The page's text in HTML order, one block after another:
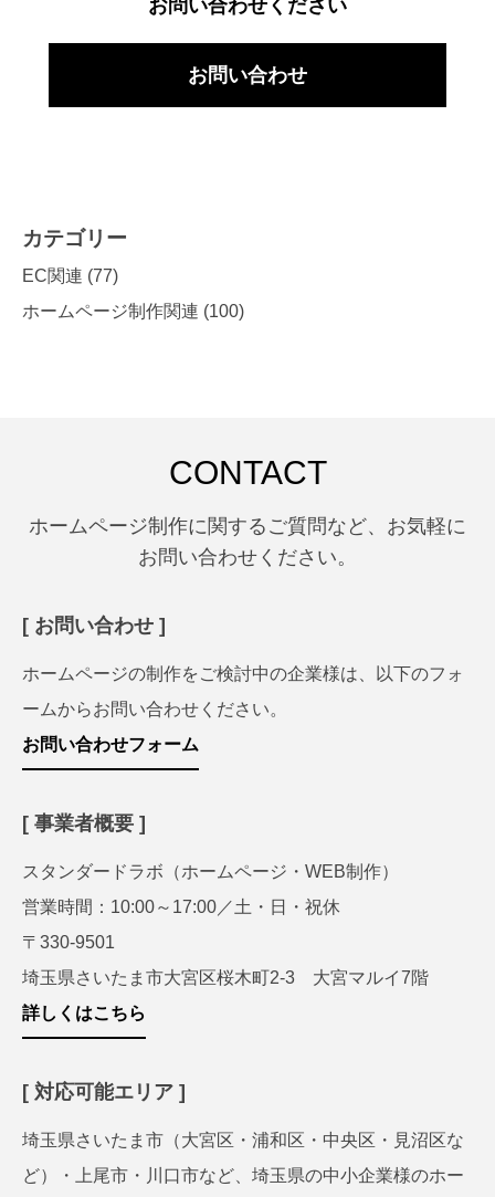
お問い合わせください
お問い合わせ
カテゴリー
EC関連 (77)
ホームページ制作関連 (100)
CONTACT
ホームページ制作に関するご質問など、お気軽に
お問い合わせください。
[ お問い合わせ ]
ホームページの制作をご検討中の企業様は、以下のフォ
ームからお問い合わせください。
お問い合わせフォーム
[ 事業者概要 ]
スタンダードラボ（ホームページ・WEB制作）
営業時間：10:00～17:00／土・日・祝休
〒330-9501
埼玉県さいたま市大宮区桜木町2-3 大宮マルイ7階
詳しくはこちら
[ 対応可能エリア ]
埼玉県さいたま市（大宮区・浦和区・中央区・見沼区な
ど）・上尾市・川口市など、埼玉県の中小企業様のホー